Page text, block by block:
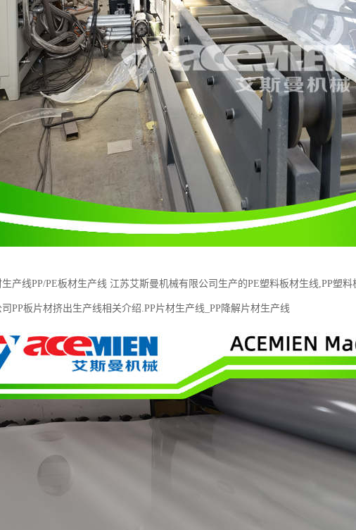
产线PP/PE板材生产线 江苏艾斯曼机械有限公司生产的PE塑料板材生线,PP塑
PP板片材挤出生产线相关介绍.PP片材生产线_PP降解片材生产线